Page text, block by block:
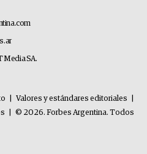
Media SA.
Valores y estándares editoriales
© 2026. Forbes Argentina. Todos